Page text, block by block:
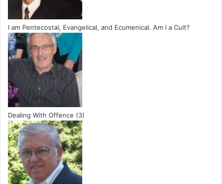
I am Pentecostal, Evangelical, and Ecumenical. Am I a Cult?
Dealing With Offence (3)